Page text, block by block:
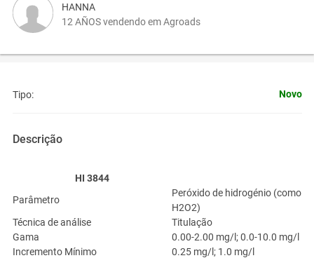
HANNA
12 AÑOS vendendo em Agroads
Tipo: Novo
Descrição
HI 3844
Parâmetro
Peróxido de hidrogénio (como
H2O2)
Técnica de análise
Titulação
Gama
0.00-2.00 mg/l; 0.0-10.0 mg/l
Incremento Mínimo
0.25 mg/l; 1.0 mg/l